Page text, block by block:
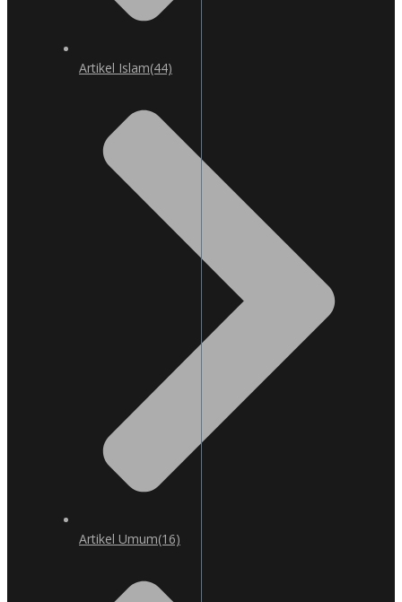
Artikel Islam(44)
Artikel Umum(16)